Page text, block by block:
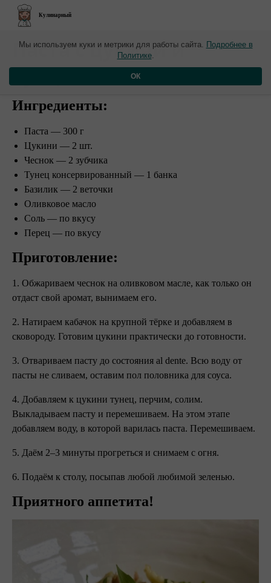
Кулинарный
Паста с цукини и
тунцом
Ингредиенты:
Паста — 300 г
Цукини — 2 шт.
Чеснок — 2 зубчика
Тунец консервированный — 1 банка
Базилик — 2 веточки
Оливковое масло
Соль — по вкусу
Перец — по вкусу ⠀
Приготовление:
1. Обжариваем чеснок на оливковом масле, как только он
отдаст свой аромат, вынимаем его.
2. Натираем кабачок на крупной тёрке и добавляем в
сковороду. Готовим цукини практически до готовности.
3. Отвариваем пасту до состояния al dente. Всю воду от
пасты не сливаем, оставим пол половника для соуса.
4. Добавляем к цукини тунец, перчим, солим.
Выкладываем пасту и перемешиваем. На этом этапе
добавляем воду, в которой варилась паста. Перемешиваем.
5. Даём 2–3 минуты прогреться и снимаем с огня.
6. Подаём к столу, посыпав любой любимой зеленью.
Приятного аппетита!
Мы используем куки и метрики для работы сайта. Подробнее в
Политике.
ОК